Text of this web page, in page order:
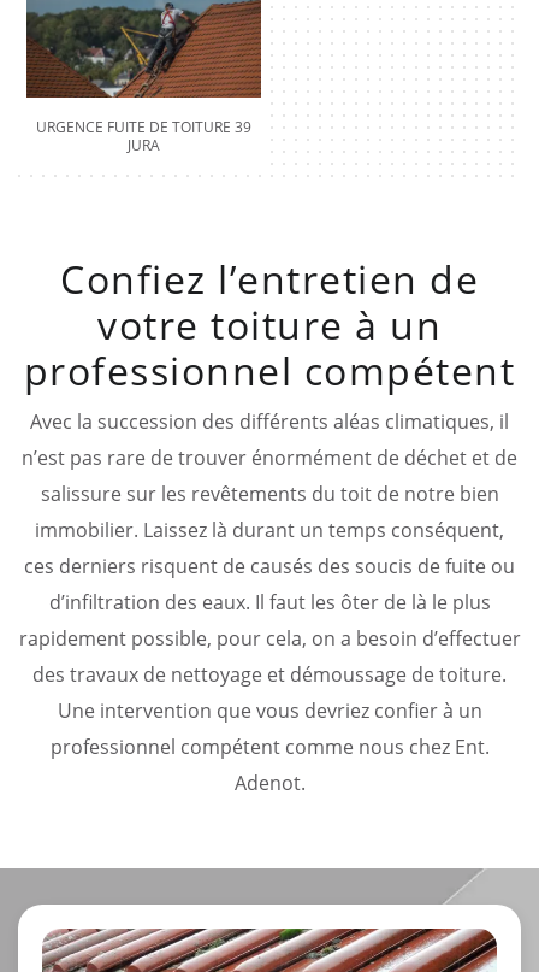
URGENCE FUITE DE TOITURE 39
JURA
Confiez l’entretien de
votre toiture à un
professionnel compétent
Avec la succession des différents aléas climatiques, il
n’est pas rare de trouver énormément de déchet et de
salissure sur les revêtements du toit de notre bien
immobilier. Laissez là durant un temps conséquent,
ces derniers risquent de causés des soucis de fuite ou
d’infiltration des eaux. Il faut les ôter de là le plus
rapidement possible, pour cela, on a besoin d’effectuer
des travaux de nettoyage et démoussage de toiture.
Une intervention que vous devriez confier à un
professionnel compétent comme nous chez Ent.
Adenot.